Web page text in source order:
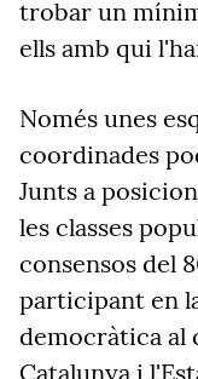
trobar un
ells amb qui
Només unes
coordinades
Junts a
les classes
consensos del
participant en
democràtica
Catalunya i